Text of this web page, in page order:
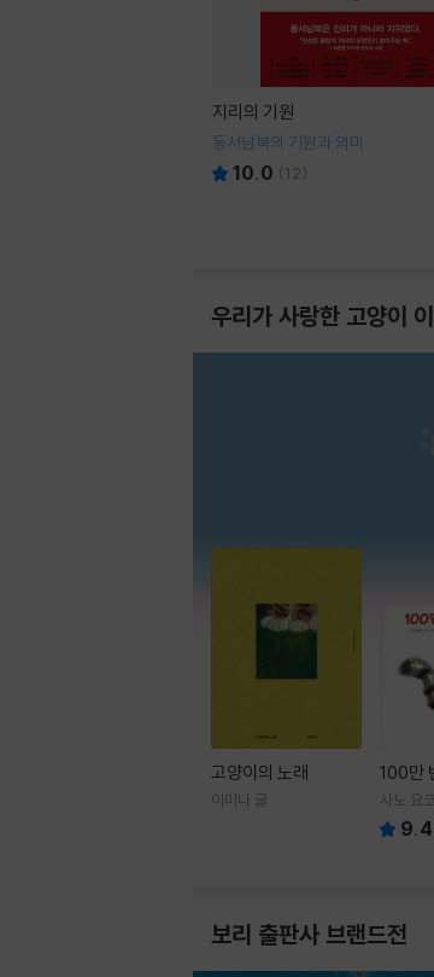
지리의 기원
동서남북의 기원과 의미
10.0 (12)
우리가 사랑한 고양이
고양이의 노래
이미나 글
100만
사노 요
역 9.4
보리 출판사 브랜드전